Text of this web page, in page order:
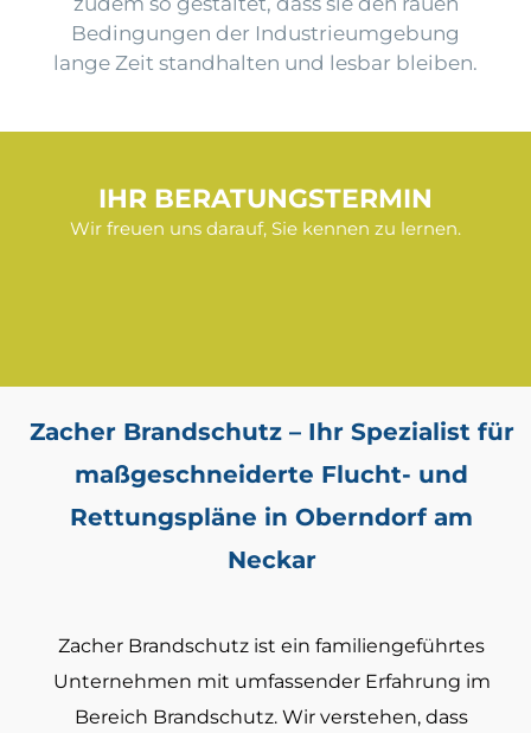
Bedingungen der Industrieumgebung
lange Zeit standhalten und lesbar bleiben.
IHR BERATUNGSTERMIN
Wir freuen uns darauf, Sie kennen zu lernen.
Zacher Brandschutz – Ihr Spezialist für
maßgeschneiderte Flucht- und
Rettungspläne in Oberndorf am
Neckar
Zacher Brandschutz ist ein familiengeführtes
Unternehmen mit umfassender Erfahrung im
Bereich Brandschutz. Wir verstehen, dass